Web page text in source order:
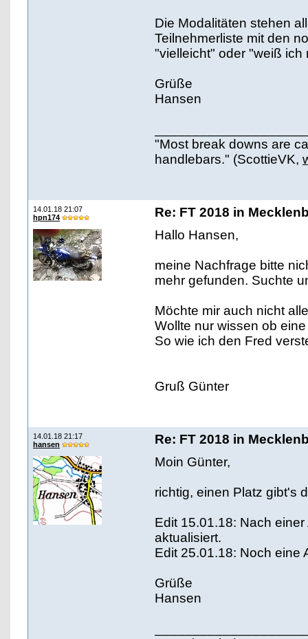
Die Modalitäten stehen
Teilnehmerliste mit den
"vielleicht" oder "weiß
Grüße
Hansen
"Most break downs are
handlebars." (ScottieVK,
14.01.18 21:07
hpn174
Re: FT 2018 in
Hallo Hansen,
meine Nachfrage bitte
mehr gefunden. Suchte
Möchte mir auch nicht
Wollte nur wissen ob
So wie ich den Fred
Gruß Günter
14.01.18 21:17
hansen
Re: FT 2018 in
Moin Günter,
richtig, einen Platz gibt's
Edit 15.01.18: Nach
aktualisiert.
Edit 25.01.18: Noch eine
Grüße
Hansen